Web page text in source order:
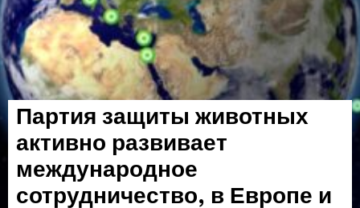
Партия защиты животных
активно развивает
международное
сотрудничество, в Европе и